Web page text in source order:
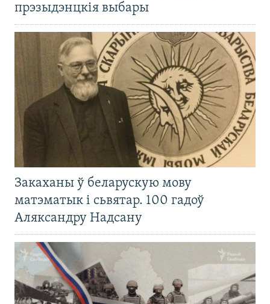
прэзыдэнцкія выбары
Закаханы ў беларускую мову
матэматык і сьвятар. 100 гадоў
Аляксандру Надсану